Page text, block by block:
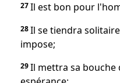
27Il est bon pour
28Il se tiendra
impose;
29Il mettra sa bouche